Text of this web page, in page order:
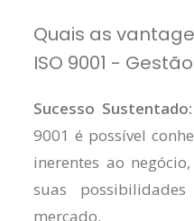
Quais as
ISO 9001 -
Sucesso Sustentado:
9001 é possível
inerentes ao
suas
mercado.